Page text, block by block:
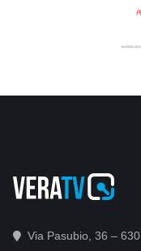
Via Pasubio, 36 –